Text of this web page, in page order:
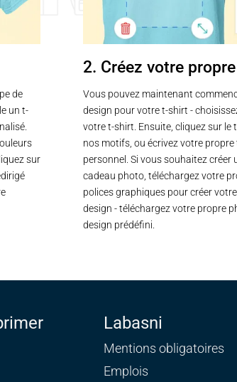
de
un t-
sur
2. Créez votre
Vous pouvez maintenant
design pour votre t-shirt -
votre t-shirt. Ensuite, cliquez sur le
nos motifs, ou écrivez votre
personnel. Si vous souhaitez
cadeau photo, téléchargez votre
polices graphiques pour créer
design - téléchargez votre propre
design prédéfini.
Labasni
Mentions obligatoires
Emplois